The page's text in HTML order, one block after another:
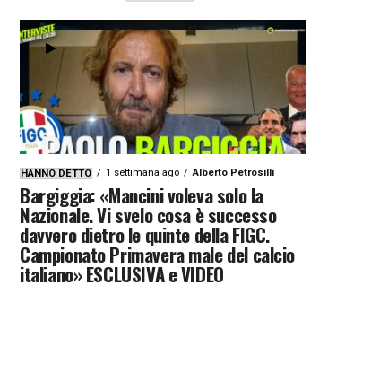
HANNO DETTO 1 settimana ago Alberto Petrosilli
Bargiggia: «Mancini voleva solo la
Nazionale. Vi svelo cosa è successo
davvero dietro le quinte della FIGC.
Campionato Primavera male del calcio
italiano» ESCLUSIVA e VIDEO